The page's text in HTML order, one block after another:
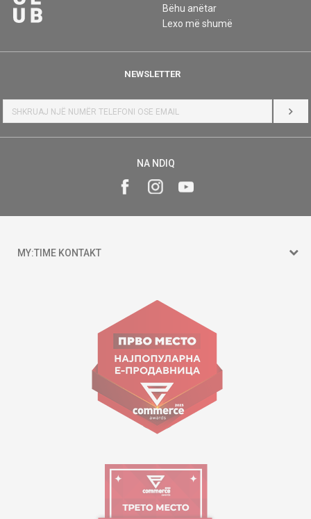
Bëhu anëtar
Lexo më shumë
NEWSLETTER
HYR
NA NDIQ
MY:TIME KONTAKT
Goce Nikolovski 74 Shkup
contact@mytime.mk
Orari i punës:
09:00 - 17:00